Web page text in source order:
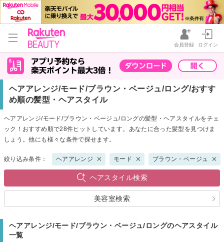
会員登録 ログイン
ヘアアレンジ/モード/ブラウン・ベージュ/ロング/おすす
め順の髪型・ヘアスタイル
ヘアアレンジ/モード/ブラウン・ベージュ/ロングの髪型・ヘアスタイルをチェ
ック！おすすめ順で28件ヒットしています。あなたに合った髪型を見つけま
しょう。他にも様々な条件で探せます。
絞り込み条件： ヘアアレンジ モード ブラウン・ベージュ
ヘアスタイル検索
美容室検索
ヘアアレンジ/モード/ブラウン・ベージュ/ロングのヘアスタイル
一覧